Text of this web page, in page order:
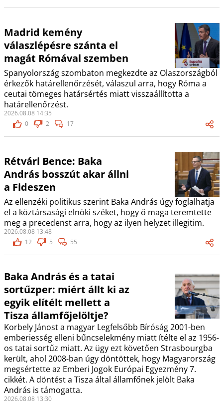
Madrid kemény
válaszlépésre szánta el
magát Rómával szemben
Spanyolország szombaton megkezdte az Olaszországból
érkezők határellenőrzését, válaszul arra, hogy Róma a
ceutai tömeges határsértés miatt visszaállította a
határellenőrzést.
2026.08.08 14:35
0
2 17
Rétvári Bence: Baka
András bosszút akar állni
a Fideszen
Az ellenzéki politikus szerint Baka András úgy foglalhatja
el a köztársasági elnöki széket, hogy ő maga teremtette
meg a precedenst arra, hogy az ilyen helyzet illegitim.
2026.08.08 13:48
12
5 55
Baka András és a tatai
sortűzper: miért állt ki az
egyik elítélt mellett a
Tisza államfőjelöltje?
Korbely Jánost a magyar Legfelsőbb Bíróság 2001-ben
emberiesség elleni bűncselekmény miatt ítélte el az 1956-
os tatai sortűz miatt. Az ügy ezt követően Strasbourgba
került, ahol 2008-ban úgy döntöttek, hogy Magyarország
megsértette az Emberi Jogok Európai Egyezmény 7.
cikkét. A döntést a Tisza által államfőnek jelölt Baka
András is támogatta.
2026.08.08 13:30